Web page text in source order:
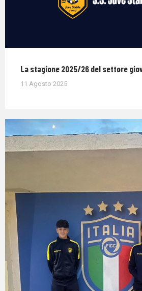
La stagione 2025/26 del settore
11 Agosto 2025